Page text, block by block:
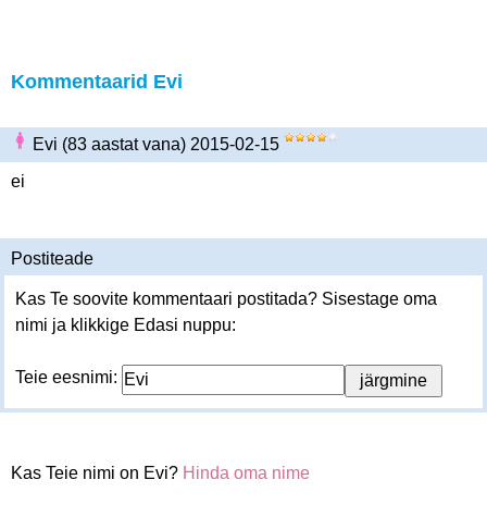
Kommentaarid Evi
Evi (83 aastat vana) 2015-02-15
ei
Postiteade
Kas Te soovite kommentaari postitada? Sisestage oma
nimi ja klikkige Edasi nuppu:
Teie eesnimi:
Kas Teie nimi on Evi? Hinda oma nime